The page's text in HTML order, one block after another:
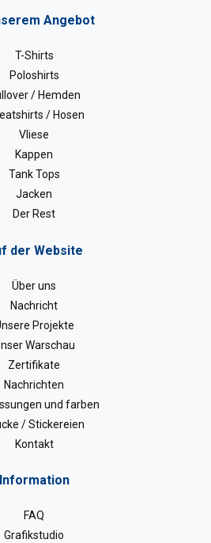
Angebot
T-Shirts
Poloshirts
/ Hemden
/ Hosen
Vliese
Kappen
Tank Tops
Jacken
Der Rest
der Website
Über uns
Nachricht
Projekte
Warschau
Zertifikate
Nachrichten
und farben
/ Stickereien
Kontakt
Information
FAQ
Grafikstudio